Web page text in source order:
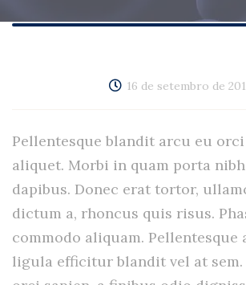
16 de setembro de
Pellentesque blandit arcu eu
aliquet. Morbi in quam porta
dapibus. Donec erat tortor,
dictum a, rhoncus quis risus.
commodo aliquam. Pellentesque
ligula efficitur blandit vel at sem.